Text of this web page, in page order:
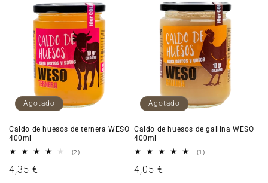
Agotado
Caldo de huesos de ternera WESO
400ml
(2)2
Precio
4,35 €
Agotado
Caldo de huesos de gallina WESO
400ml
(1)1
Precio
4,05 €